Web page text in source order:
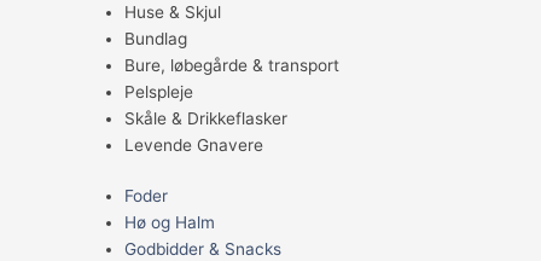
Huse & Skjul
Bundlag
Bure, løbegårde & transport
Pelspleje
Skåle & Drikkeflasker
Levende Gnavere
Foder
Hø og Halm
Godbidder & Snacks